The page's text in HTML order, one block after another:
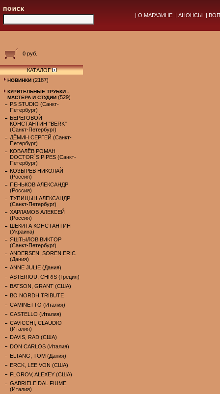
| О МАГАЗИНЕ | АНОНСЫ |
0 руб.
КАТАЛОГ
НОВИНКИ (2187)
КУРИТЕЛЬНЫЕ ТРУБКИ -
МАСТЕРА И СТУДИИ (529)
PS STUDIO (Санкт-
Петербург)
БЕРЕГОВОЙ
КОНСТАНТИН "BERK"
(Санкт-Петербург)
ДЁМИН СЕРГЕЙ (Санкт-
Петербург)
КОВАЛЁВ РОМАН
DOCTOR`S PIPES (Санкт-
Петербург)
КОЗЫРЕВ НИКОЛАЙ
(Россия)
ПЕНЬКОВ АЛЕКСАНДР
(Россия)
ТУПИЦЫН АЛЕКСАНДР
(Санкт-Петербург)
ХАРЛАМОВ АЛЕКСЕЙ
(Россия)
ШЕКИТА КОНСТАНТИН
(Украина)
ЯШТЫЛОВ ВИКТОР
(Санкт-Петербург)
ANDERSEN, SOREN ERIC
(Дания)
ANNE JULIE (Дания)
ASTERIOU, CHRIS (Греция)
BATSON, GRANT (США)
BO NORDH TRIBUTE
CAMINETTO (Италия)
CASTELLO (Италия)
CAVICCHI, CLAUDIO
(Италия)
DAVIS, RAD (США)
DON CARLOS (Италия)
ELTANG, TOM (Дания)
ERCK, LEE VON (США)
FLOROV, ALEXEY (США)
GABRIELE DAL FIUME
(Италия)